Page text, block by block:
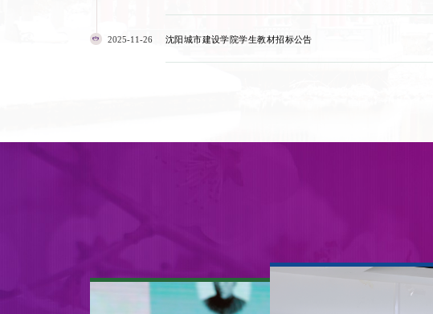
2025-11-26 沈阳城市建设学院学生教材招标公告
圆梦长安大学
做自己的头条
筑引领之路，以实